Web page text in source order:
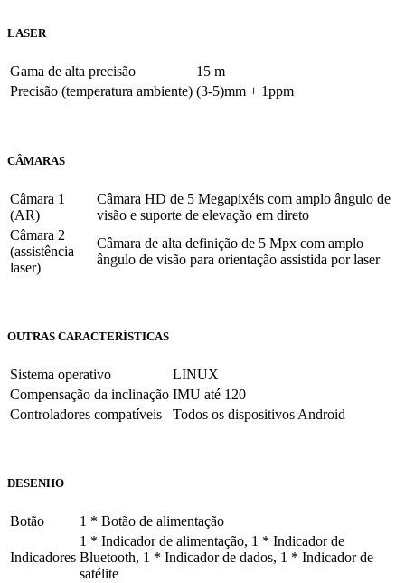
LASER
Gama de alta precisão
15 m
Precisão (temperatura ambiente) (3-5)mm + 1ppm
CÂMARAS
Câmara 1
(AR)
Câmara HD de 5 Megapixéis com amplo ângulo de
visão e suporte de elevação em direto
Câmara 2
(assistência
laser)
Câmara de alta definição de 5 Mpx com amplo
ângulo de visão para orientação assistida por laser
OUTRAS CARACTERÍSTICAS
Sistema operativo
LINUX
Compensação da inclinação IMU até 120
Controladores compatíveis
Todos os dispositivos Android
DESENHO
Botão 1 * Botão de alimentação
Indicadores
1 * Indicador de alimentação, 1 * Indicador de
Bluetooth, 1 * Indicador de dados, 1 * Indicador de
satélite